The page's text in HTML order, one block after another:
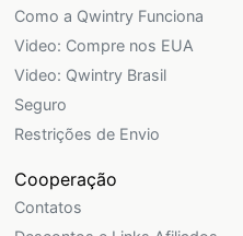
Como a Qwintry Funciona
Video: Compre nos EUA
Video: Qwintry Brasil
Seguro
Restrições de Envio
Cooperação
Contatos